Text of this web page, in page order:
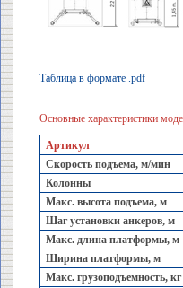
Таблица в формате .pdf
Основные характеристики
Артикул
Скорость подъема, м/мин
Колонны
Макс. высота подъема, м
Шаг установки анкеров, м
Макс. длина платформы, м
Ширина платформы, м
Макс. грузоподъемность, кг